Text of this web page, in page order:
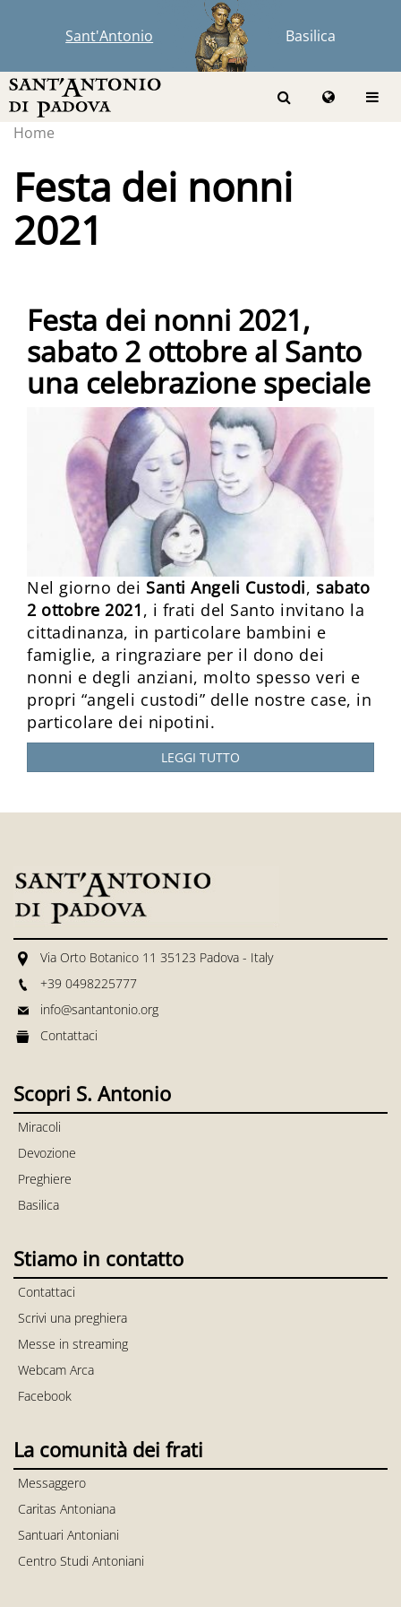
Sant'Antonio Basilica
Home
Festa dei nonni
2021
Festa dei nonni 2021,
sabato 2 ottobre al Santo
una celebrazione speciale
Nel giorno dei Santi Angeli Custodi, sabato
2 ottobre 2021 , i frati del Santo invitano la
cittadinanza, in particolare bambini e
famiglie, a ringraziare per il dono dei
nonni e degli anziani, molto spesso veri e
propri “angeli custodi” delle nostre case, in
particolare dei nipotini.
LEGGI TUTTO
Via Orto Botanico 11 35123 Padova - Italy
+39 0498225777
info@santantonio.org
Contattaci
Scopri S. Antonio
Miracoli
Devozione
Preghiere
Basilica
Stiamo in contatto
Contattaci
Scrivi una preghiera
Messe in streaming
Webcam Arca
Facebook
La comunità dei frati
Messaggero
Caritas Antoniana
Santuari Antoniani
Centro Studi Antoniani